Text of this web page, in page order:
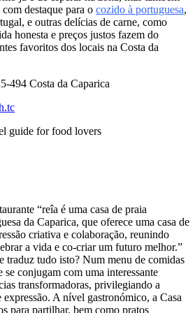
destaque para o cozido à portuguesa,
e outras delícias de carne, como
honesta e preços justos fazem do
favoritos dos locais na Costa da
494 Costa da Caparica
“​​reîa é uma casa de praia
da Caparica, que oferece uma casa de
criativa e colaboração, reunindo
a vida e co-criar um futuro melhor.”
traduz tudo isto? Num menu de comidas
se conjugam com uma interessante
transformadoras, privilegiando a
expressão. A nível gastronómico, a Casa
para partilhar, bem como pratos